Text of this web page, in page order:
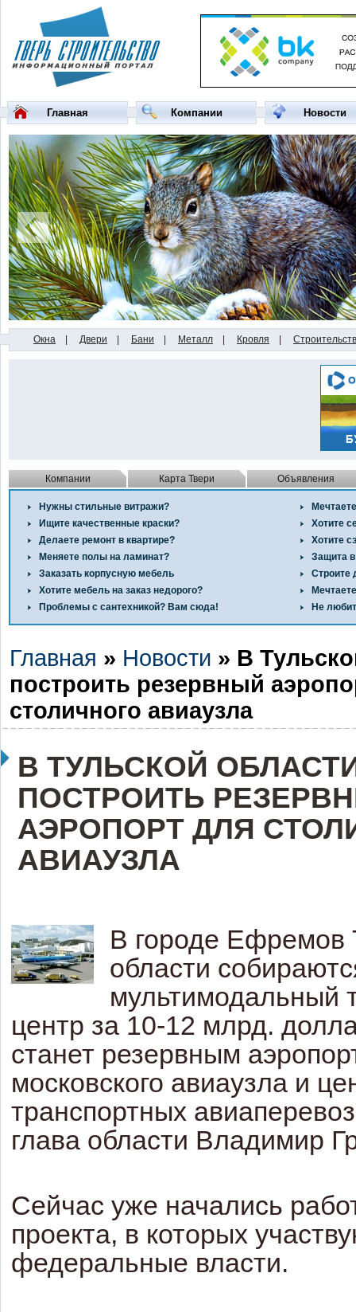
Главная Компании Новости
Окна Двери Бани Металл Кровля
Компании Карта Твери Объявления
Нужны стильные витражи?
Ищите качественные краски?
Делаете ремонт в квартире?
Меняете полы на ламинат?
Заказать корпусную мебель
Хотите мебель на заказ недорого?
Проблемы с сантехникой? Вам сюда!
Хотите
Хотите
Защита
Строите
Не
Главная » Новости » В
построить резервный
столичного авиаузла
В ТУЛЬСКОЙ
ПОСТРОИТЬ
АЭРОПОРТ ДЛЯ
АВИАУЗЛА
В городе Ефремов
области
мультимодальный
центр за 10-12 млрд.
станет резервным
московского авиаузла и
транспортных
глава области Владимир
Сейчас уже начались
проекта, в которых
федеральные власти.